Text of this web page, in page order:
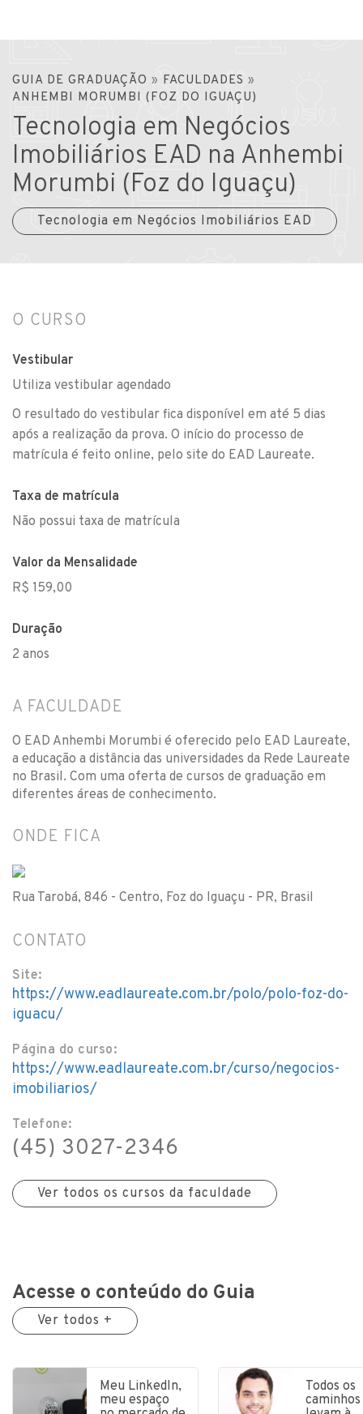
GUIA DE GRADUAÇÃO » FACULDADES »
ANHEMBI MORUMBI (FOZ DO IGUAÇU)
Tecnologia em Negócios
Imobiliários EAD na Anhembi
Morumbi (Foz do Iguaçu)
Tecnologia em Negócios Imobiliários EAD
O CURSO
Vestibular
Utiliza vestibular agendado
O resultado do vestibular fica disponível em até 5 dias
após a realização da prova. O início do processo de
matrícula é feito online, pelo site do EAD Laureate.
Taxa de matrícula
Não possui taxa de matrícula
Valor da Mensalidade
R$ 159,00
Duração
2 anos
A FACULDADE
O EAD Anhembi Morumbi é oferecido pelo EAD Laureate,
a educação a distância das universidades da Rede Laureate
no Brasil. Com uma oferta de cursos de graduação em
diferentes áreas de conhecimento.
ONDE FICA
Rua Tarobá, 846 - Centro, Foz do Iguaçu - PR, Brasil
CONTATO
Site:
https://www.eadlaureate.com.br/polo/polo-foz-do-
iguacu/
Página do curso:
https://www.eadlaureate.com.br/curso/negocios-
imobiliarios/
Telefone:
(45) 3027-2346
Ver todos os cursos da faculdade
Acesse o conteúdo do Guia
Ver todos +
Meu LinkedIn,
meu espaço
Todos os
caminhos